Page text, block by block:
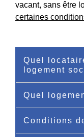
vacant, sans être
certaines
Quel
logement
Quel
Conditions